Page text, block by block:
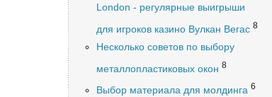
London - регулярные выигрыши
для игроков казино Вулкан Вегас 8
Несколько советов по выбору
металлопластиковых окон 8
Выбор материала для молдинга 6